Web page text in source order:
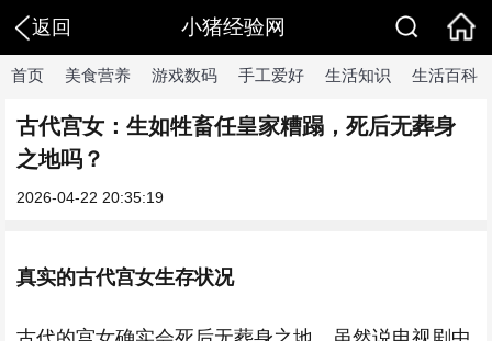
返回 小猪经验网
首页 美食营养 游戏数码 手工爱好 生活知识 生活百科
古代宫女：生如牲畜任皇家糟蹋，死后无葬身
之地吗？
2026-04-22 20:35:19
真实的古代宫女生存状况